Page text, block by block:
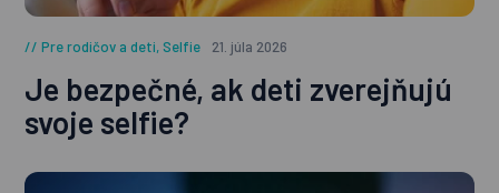
Pre rodičov a deti,Selfie 21. júla 2026
Je bezpečné, ak deti zverejňujú
svoje selfie?